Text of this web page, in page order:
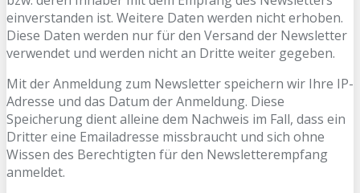
einverstanden ist. Weitere Daten werden nicht erhoben.
Diese Daten werden nur für den Versand der Newsletter
verwendet und werden nicht an Dritte weiter gegeben.
Mit der Anmeldung zum Newsletter speichern wir Ihre IP-
Adresse und das Datum der Anmeldung. Diese
Speicherung dient alleine dem Nachweis im Fall, dass ein
Dritter eine Emailadresse missbraucht und sich ohne
Wissen des Berechtigten für den Newsletterempfang
anmeldet.